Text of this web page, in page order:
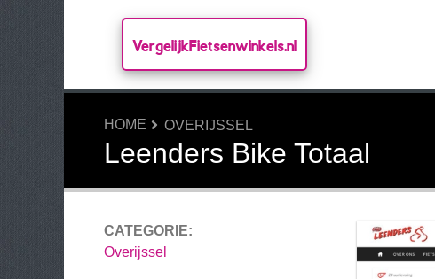
VergelijkFietsenwinkels.nl
HOME OVERIJSSEL
Leenders Bike Totaal
CATEGORIE:
Overijssel